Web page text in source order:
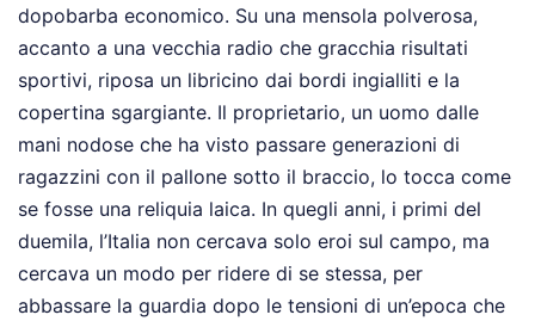
dopobarba economico. Su una mensola polverosa,
accanto a una vecchia radio che gracchia risultati
sportivi, riposa un libricino dai bordi ingialliti e la
copertina sgargiante. Il proprietario, un uomo dalle
mani nodose che ha visto passare generazioni di
ragazzini con il pallone sotto il braccio, lo tocca come
se fosse una reliquia laica. In quegli anni, i primi del
duemila, l’Italia non cercava solo eroi sul campo, ma
cercava un modo per ridere di se stessa, per
abbassare la guardia dopo le tensioni di un’epoca che